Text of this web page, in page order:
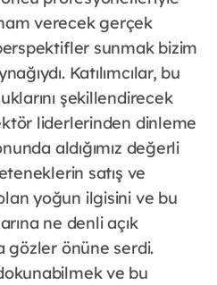
verecek gerçek
sunmak bizim
Katılımcılar, bu
şekillendirecek
liderlerinden dinleme
aldığımız değerli
satış ve
yoğun ilgisini ve bu
ne denli açık
gözler önüne serdi.
ve bu